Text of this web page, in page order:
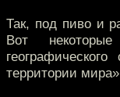
Так, под пиво и
Вот
территории